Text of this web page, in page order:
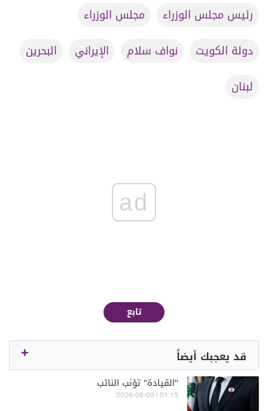
رئيس مجلس الوزراء
مجلس الوزراء
دولة الكويت
نواف سلام الإيراني
البحرين
لبنان
ad
تابع
قد يعجبك أيضاً
"القيادة" تؤنب النائب
01:15 | 2026-08-09